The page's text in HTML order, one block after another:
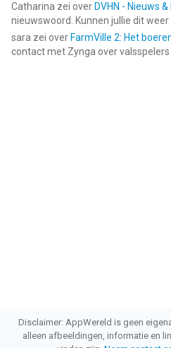
Catharina zei over DVHN - Nieuws
nieuwswoord. Kunnen jullie dit weer
sara zei over FarmVille 2: Het
contact met Zynga over valsspelers
Disclaimer: AppWereld is geen
alleen afbeeldingen, informatie en